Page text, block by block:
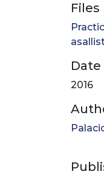
Files
Date
2016